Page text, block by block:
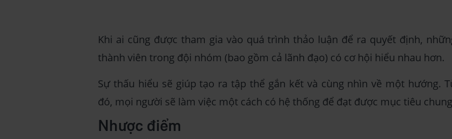
Khi ai cũng được tham gia vào quá trình thảo luận để ra quyết định,
thành viên trong đội nhóm (bao gồm cả lãnh đạo) có cơ hội hiểu nhau hơn.
Sự thấu hiểu sẽ giúp tạo ra tập thể gắn kết và cùng nhìn về một hướng.
đó, mọi người sẽ làm việc một cách có hệ thống để đạt được mục tiêu
Nhược điểm